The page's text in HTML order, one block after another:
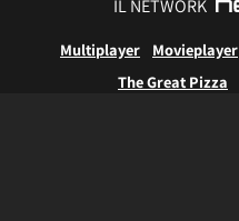
IL NETWORK
Multiplayer Movieplayer
The Great Pizza